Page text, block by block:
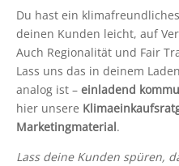
Du hast ein
deinen Kunden leicht, auf
Auch Regionalität und Fair
Lass uns das in deinem
analog ist – einladend
hier unsere
Marketingmaterial.
Lass deine Kunden spüren,